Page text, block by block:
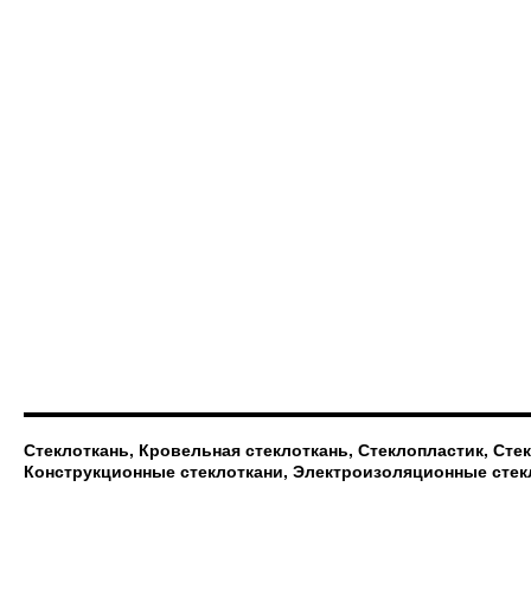
Стеклоткань, Кровельная стеклоткань, Стеклопластик,
Конструкционные стеклоткани, Электроизоляционные